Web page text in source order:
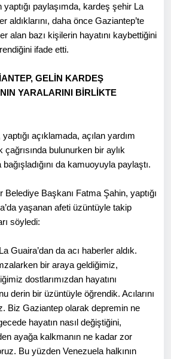
paylaşımda, kardeş şehir La
aldıklarını, daha önce Gaziantep’te
alan bazı kişilerin hayatını kaybettiğini
ifade etti.
GELİN KARDEŞ
YARALARINI BİRLİKTE
açıklamada, açılan yardım
çağrısında bulunurken bir aylık
da kamuoyuyla paylaştı.
Başkanı Fatma Şahin, yaptığı
yaşanan afeti üzüntüyle takip
söyledi:
Guaira’dan da acı haberler aldık.
bir araya geldiğimiz,
dostlarımızdan hayatını
derin bir üzüntüyle öğrendik. Acılarını
Biz Gaziantep olarak depremin ne
hayatın nasıl değiştiğini,
ayağa kalkmanın ne kadar zor
Bu yüzden Venezuela halkının